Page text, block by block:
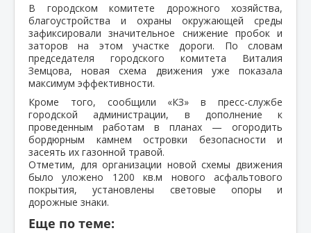
В городском комитете дорожного хозяйства,
благоустройства и охраны окружающей среды
зафиксировали значительное снижение пробок и
заторов на этом участке дороги. По словам
председателя городского комитета Виталия
Земцова, новая схема движения уже показала
максимум эффективности.
Кроме того, сообщили «КЗ» в пресс-службе
городской администрации, в дополнение к
проведенным работам в планах — огородить
бордюрным камнем островки безопасности и
засеять их газонной травой.
Отметим, для организации новой схемы движения
было уложено 1200 кв.м нового асфальтового
покрытия, установлены световые опоры и
дорожные знаки.
Еще по теме: